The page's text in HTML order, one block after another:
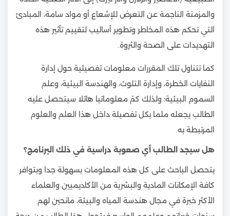
والمزمنة الناجمة عن التعرض للإشعاع أو مواد سامة، المبادئ
التي تحكم هذه المخاطر وتطوير أساليب لتقييم تأثير هذه
التهديدات على الصحة والثروة.
كما تتناول تلك المقررات معلومات تفصيلية حول إدارة
النفايات الخطرة، وإدارة التلوث، والهندسة البيئية، وعلم
السموم البيئية؛ ولذلك كمْ معلوماتيا هائلا سيتحصل عليه
الطالب يجعله ملما بكل تفصيلة داخل هذا العلم والعلوم
المرتبطة به.
هل سيجد الطالب أي صعوبة دراسية في ذلك البرنامج؟
يتحصل الباحث على كل هذه المعلومات بسهولة جدا وبتوافر
كافة الإمكانات المادية والبشرية من الأكاديميين والعلماء
الأكثر خبرة في مجال هندسة المياه والبيئة، مانحين لهم